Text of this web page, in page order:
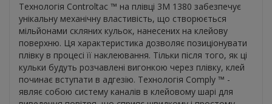
Технологія Controltac ™ на плівці 3М 1380 забезпечує
унікальну механічну властивість, що створюється
мільйонами скляних кульок, нанесених на клейову
поверхню. Ця характеристика дозволяє позиціонувати
плівку в процесі її наклеювання. Тільки після того, як ці
кульки будуть розчавлені вигонкою через плівку, клей
починає вступати в адгезію. Технологія Comply ™ -
являє собою систему каналів в клейовому шарі для